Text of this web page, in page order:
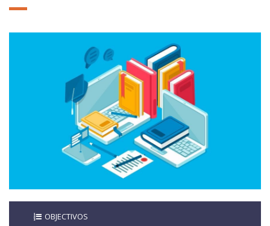
OBJECTIVOS